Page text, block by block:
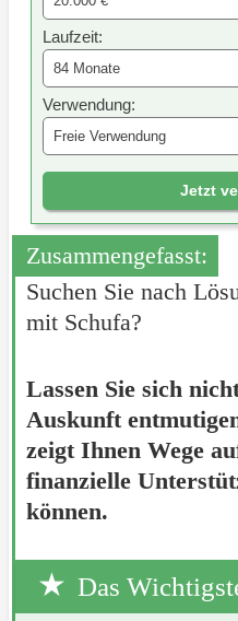
Laufzeit:
Verwendung:
Jetzt
Zusammengefasst:
Suchen Sie nach
mit Schufa?
Lassen Sie sich
Auskunft
zeigt Ihnen Wege
finanzielle
können.
Das